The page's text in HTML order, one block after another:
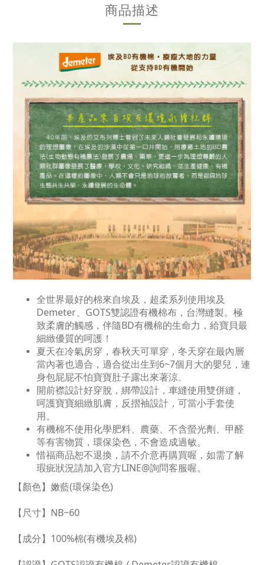
商品描述
全世界最好的棉來自埃及，超柔系列使用埃及
Demeter、GOTS雙認證有機棉布，台灣縫製。極
致柔膚的觸感，伴隨BD有機棉的生命力，給寶貝最
細緻優質的呵護！
夏天在冷氣房穿，春秋天可單穿，冬天穿在最內層
當內著也適合，適合從出生到6~7個月大的嬰兒，連
身包屁屁不怕寶寶肚子露出來著涼。
開前襟設計好穿脫，綁帶設計，車縫使用雙併縫，
呵護寶寶細緻肌膚，反摺袖設計，可當小手套使
用。
有機棉不使用化學肥料、農藥、不含螢光劑、甲醛
等有害物質，環保染色，不會造成過敏。
惜福商品恕不退換，請不介意再購買喔，如需了解
瑕疵狀況請加入官方LINE@詢問客服喔。
【顏色】嫩藍(環保染色)
【尺寸】NB~60
【成分】100%棉(有機埃及棉)